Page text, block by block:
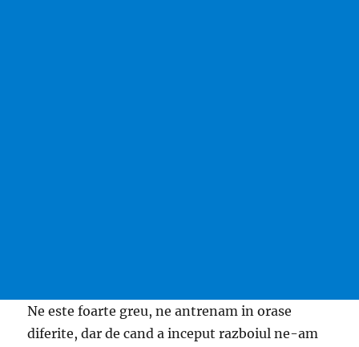
Ne este foarte greu, ne antrenam in orase
diferite, dar de cand a inceput razboiul ne-am